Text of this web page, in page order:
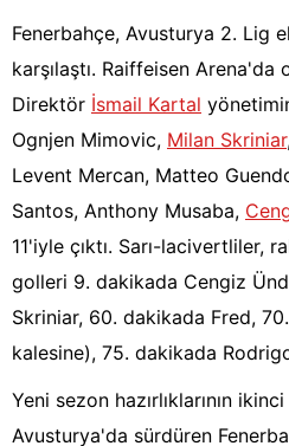
Fenerbahçe, Avusturya 2. Lig
karşılaştı. Raiffeisen Arena'da
Direktör İsmail Kartal
Ognjen Mimovic, Milan Skriniar
Levent Mercan, Matteo
Santos, Anthony Musaba,
11'iyle çıktı. Sarı-lacivertliler,
golleri 9. dakikada Cengiz
Skriniar, 60. dakikada Fred,
kalesine), 75. dakikada
Yeni sezon hazırlıklarının
Avusturya'da sürdüren